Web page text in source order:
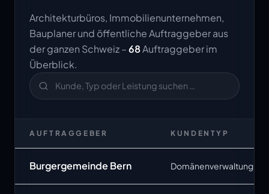
Architekturbüros, Immobilienunternehmen,
Bauplaner und öffentliche Auftraggeber aus
der ganzen Schweiz –68Auftraggeber im
Überblick.
AUFTRAGGEBER KUNDENTYP
Burgergemeinde Bern Domänenverwaltung